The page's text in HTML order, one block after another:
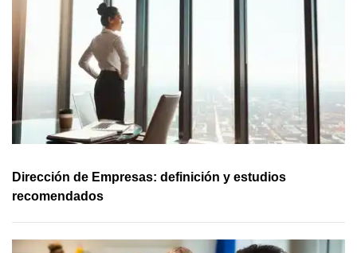
Dirección de Empresas: definición y estudios
recomendados